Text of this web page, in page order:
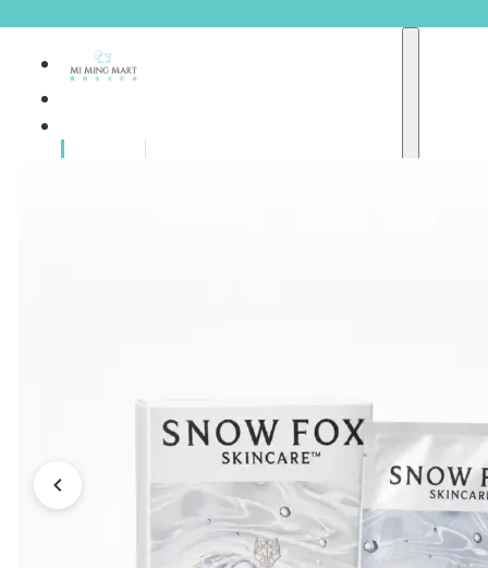
時尚生活
A
abyssian (法國)
ANAYA